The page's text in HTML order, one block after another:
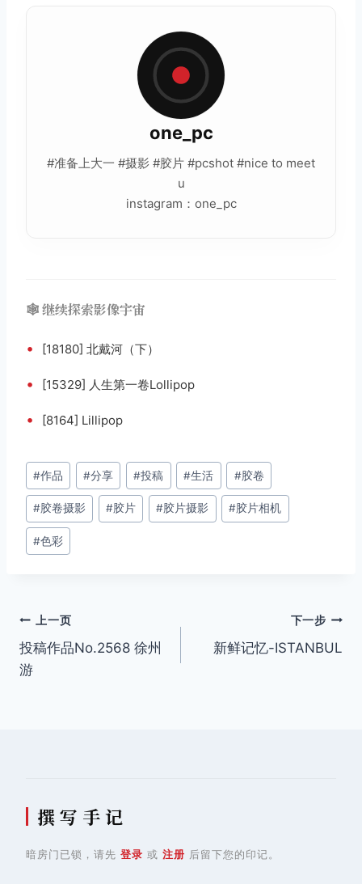
one_pc
#准备上大一 #摄影 #胶片 #pcshot #nice to meet
u
instagram：one_pc
🕸️ 继续探索影像宇宙
• [18180] 北戴河（下）
• [15329] 人生第一卷Lollipop
• [8164] Lillipop
文
章
标
签：
#作品 #分享 #投稿 #生活 #胶卷
#胶卷摄影 #胶片 #胶片摄影 #胶片相机
#色彩
文
章
上一页
投稿作品No.2568 徐州
游
下一步
新鲜记忆-ISTANBUL
撰 写 手 记
暗房门已锁，请先 登录 或 注册 后留下您的印记。